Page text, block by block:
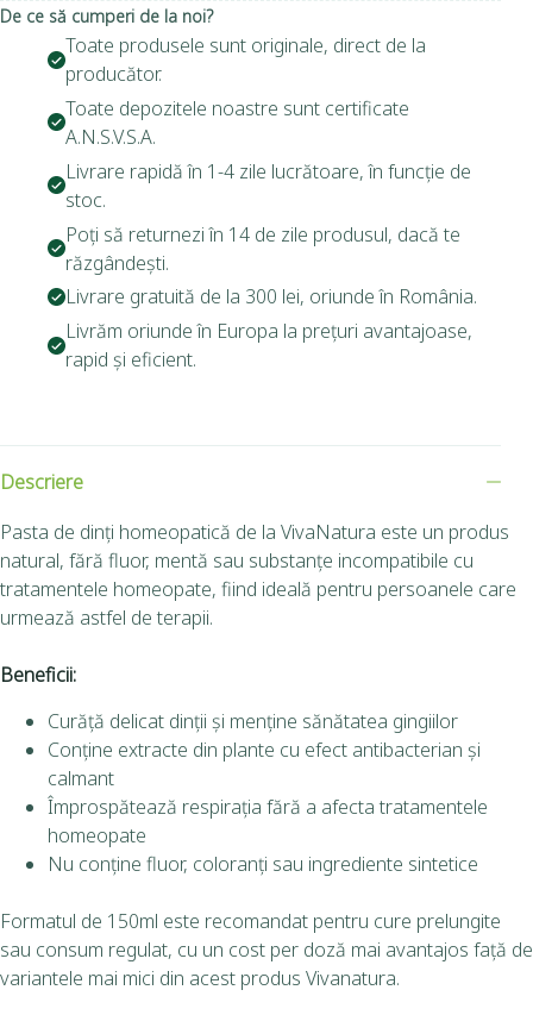
De ce să cumperi de la noi?
Toate produsele sunt originale, direct de la
producător.
Toate depozitele noastre sunt certificate
A.N.S.V.S.A.
Livrare rapidă în 1-4 zile lucrătoare, în funcție de
stoc.
Poți să returnezi în 14 de zile produsul, dacă te
răzgândești.
Livrare gratuită de la 300 lei, oriunde în România.
Livrăm oriunde în Europa la prețuri avantajoase,
rapid și eficient.
Descriere
Pasta de dinți homeopatică de la VivaNatura este un produs
natural, fără fluor, mentă sau substanțe incompatibile cu
tratamentele homeopate, fiind ideală pentru persoanele care
urmează astfel de terapii.
Beneficii:
Curăță delicat dinții și menține sănătatea gingiilor
Conține extracte din plante cu efect antibacterian și
calmant
Împrospătează respirația fără a afecta tratamentele
homeopate
Nu conține fluor, coloranți sau ingrediente sintetice
Formatul de 150ml este recomandat pentru cure prelungite
sau consum regulat, cu un cost per doză mai avantajos față de
variantele mai mici din acest produs Vivanatura.